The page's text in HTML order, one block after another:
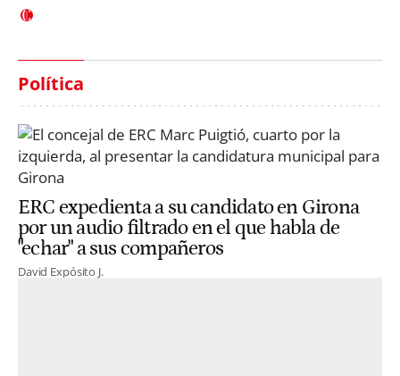
Política
ERC expedienta a su candidato en Girona
por un audio filtrado en el que habla de
"echar" a sus compañeros
David Expósito J.